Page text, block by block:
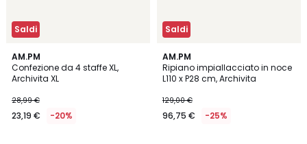
Saldi
AM.PM
Confezione da 4 staffe XL,
Archivita XL
€
Invece
28,99 €
23,19 € -20%
4,6
/ 5
Saldi
AM.PM
Ripiano impiallacciato in noce
L110 x P28 cm, Archivita
129,00 €
96,75 € -25%
4
/
5